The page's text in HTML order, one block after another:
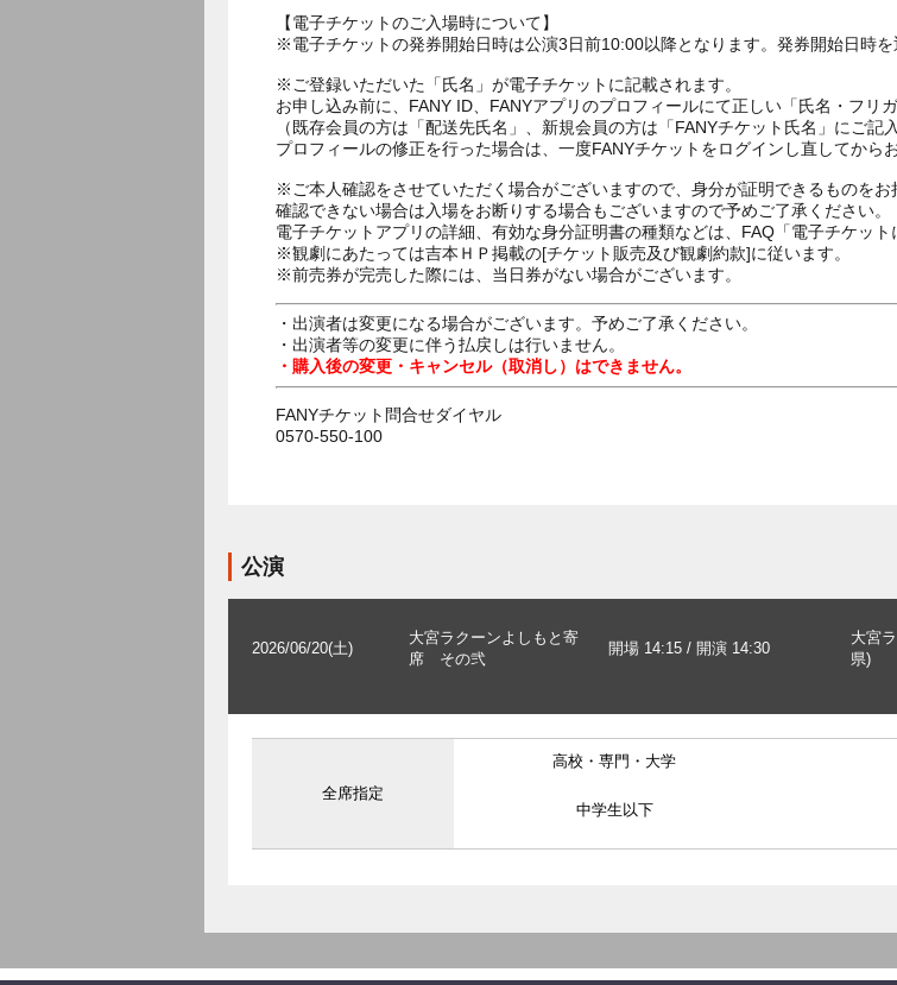
【電子チケットのご入場時について】
※電子チケットの発券開始日時は公演3日前10:00以降となります。発券開始日時
※ご登録いただいた「氏名」が電子チケットに記載されます。
お申し込み前に、FANY ID、FANYアプリのプロフィールにて正しい「氏名・フリ
（既存会員の方は「配送先氏名」、新規会員の方は「FANYチケット氏名」にご記
プロフィールの修正を行った場合は、一度FANYチケットをログインし直してから
※ご本人確認をさせていただく場合がございますので、身分が証明できるものをお
確認できない場合は入場をお断りする場合もございますので予めご了承ください。
電子チケットアプリの詳細、有効な身分証明書の種類などは、FAQ「電子チケッ
※観劇にあたっては吉本ＨＰ掲載の[チケット販売及び観劇約款]に従います。
※前売券が完売した際には、当日券がない場合がございます。
・出演者は変更になる場合がございます。予めご了承ください。
・出演者等の変更に伴う払戻しは行いません。
・購入後の変更・キャンセル（取消し）はできません。
FANYチケット問合せダイヤル
0570-550-100
公演
2026/06/20(土)
大宮ラクーンよしもと寄
席 その弐
開場 14:15 / 開演 14:30
大宮
県)
全席指定
高校・専門・大学
中学生以下